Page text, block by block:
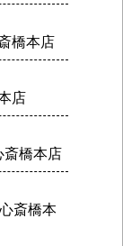
橋本店
店
斎橋本店
斎橋本